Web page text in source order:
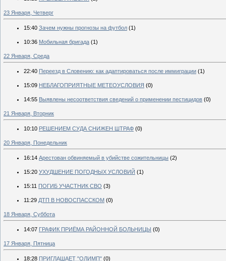
23 Января, Четверг
15:40 Зачем нужны прогнозы на футбол (1)
10:36 Мобильная бригада (1)
22 Января, Среда
22:40 Переезд в Словению: как адаптироваться после иммиграции (1)
15:09 НЕБЛАГОПРИЯТНЫЕ МЕТЕОУСЛОВИЯ (0)
14:55 Выявлены несоответствия сведений о применении пестицидов (0)
21 Января, Вторник
10:10 РЕШЕНИЕМ СУДА СНИЖЕН ШТРАФ (0)
20 Января, Понедельник
16:14 Арестован обвиняемый в убийстве сожительницы (2)
15:20 УХУДШЕНИЕ ПОГОДНЫХ УСЛОВИЙ (1)
15:11 ПОГИБ УЧАСТНИК СВО (3)
11:29 ДТП В НОВОСПАССКОМ (0)
18 Января, Суббота
14:07 ГРАФИК ПРИЁМА РАЙОННОЙ БОЛЬНИЦЫ (0)
17 Января, Пятница
18:28 ПРИГЛАШАЕТ "ОЛИМП" (0)